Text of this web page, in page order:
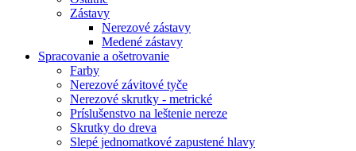
Zástavy
Nerezové zástavy
Medené zástavy
Spracovanie a ošetrovanie
Farby
Nerezové závitové tyče
Nerezové skrutky - metrické
Príslušenstvo na leštenie nereze
Skrutky do dreva
Slepé jednomatkové zapustené hlavy